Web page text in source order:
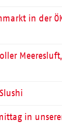
in der
in